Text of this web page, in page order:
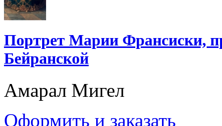
Портрет Марии Франсиски,
Бейранской
Амарал Мигел
Оформить и заказать